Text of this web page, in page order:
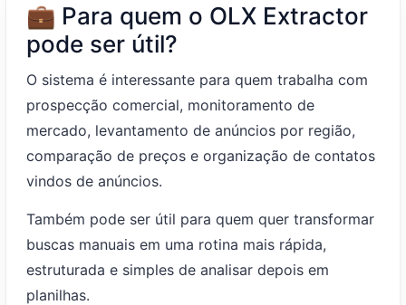
💼 Para quem o OLX Extractor
pode ser útil?
O sistema é interessante para quem trabalha com
prospecção comercial, monitoramento de
mercado, levantamento de anúncios por região,
comparação de preços e organização de contatos
vindos de anúncios.
Também pode ser útil para quem quer transformar
buscas manuais em uma rotina mais rápida,
estruturada e simples de analisar depois em
planilhas.